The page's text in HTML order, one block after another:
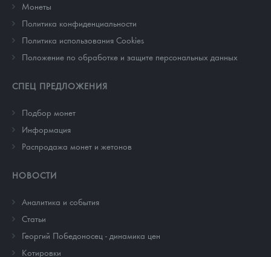
Монеты
Политика конфиденциальности
Политика использования Cookies
Положение по обработке и защите персональных данных
СПЕЦ ПРЕДЛОЖЕНИЯ
Подбор монет
Информация
Распродажа монет и жетонов
НОВОСТИ
Аналитика и события
Cтатьи
Георгий Победоносец - динамика цен
Котировки